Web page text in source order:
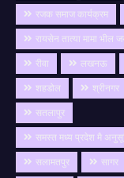
रजक समाज कार्यक्रम
रायसेन तात्या मामा भील
रीवा
लखनऊ
शहडोल
श्रीनगर
सतलापुर
समस्त मध्य प्रदेश मै
सलामतपुर
सागर